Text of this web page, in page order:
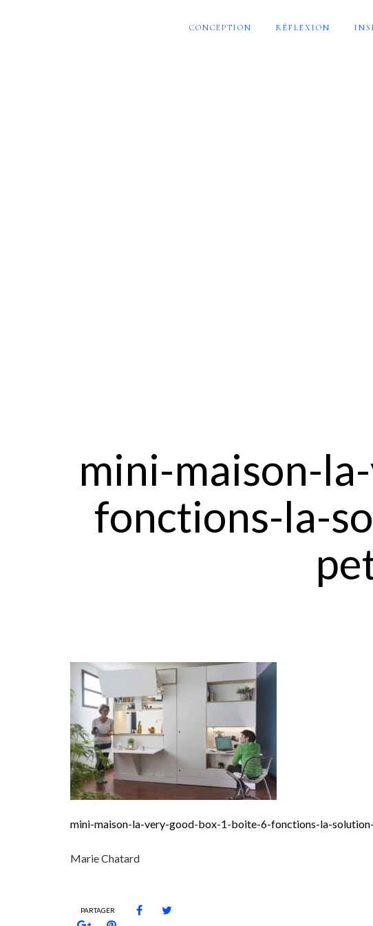
CONCEPTION RÉFLEXION
mini-maison-
fonctions-la-
mini-maison-la-very-good-box-1-boite-6-fonctions-la-
Marie Chatard
PARTAGER